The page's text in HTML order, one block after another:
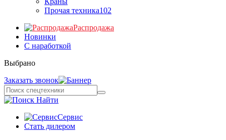
Прочая техника102
Распродажа
Новинки
С наработкой
Выбрано
Заказать звонок
Найти
Сервис
Стать дилером